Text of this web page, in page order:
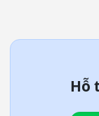
Hỗ